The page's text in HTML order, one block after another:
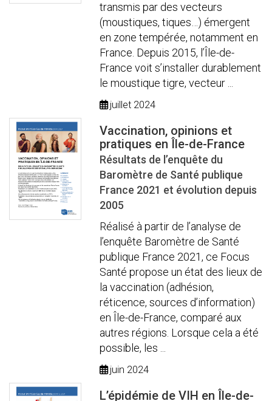
transmis par des vecteurs
(moustiques, tiques…) émergent
en zone tempérée, notamment en
France. Depuis 2015, l’Île-de-
France voit s’installer durablement
le moustique tigre, vecteur ...
juillet 2024
Vaccination, opinions et
pratiques en Île-de-France
Résultats de l’enquête du
Baromètre de Santé publique
France 2021 et évolution depuis
2005
Réalisé à partir de l’analyse de
l’enquête Baromètre de Santé
publique France 2021, ce Focus
Santé propose un état des lieux de
la vaccination (adhésion,
réticence, sources d’information)
en Île-de-France, comparé aux
autres régions. Lorsque cela a été
possible, les ...
juin 2024
L’épidémie de VIH en Île-de-